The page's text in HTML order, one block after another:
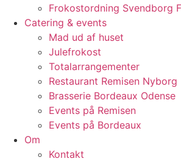
Frokostordning Svendborg
Catering & events
Mad ud af huset
Julefrokost
Totalarrangementer
Restaurant Remisen Nyborg
Brasserie Bordeaux Odense
Events på Remisen
Events på Bordeaux
Om
Kontakt